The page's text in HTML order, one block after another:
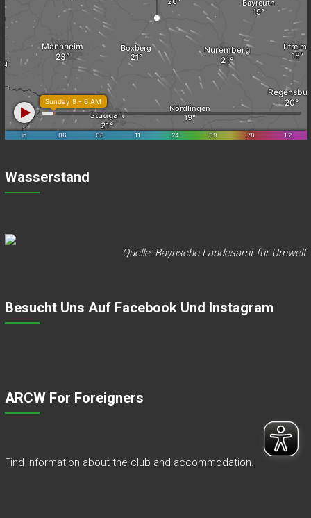
Wasserstand
Quelle: Bayrische Landesamt für Umwelt
Besucht Uns Auf Facebook Und Instagram
ARCW For Foreigners
Find information about the club and accommodation.